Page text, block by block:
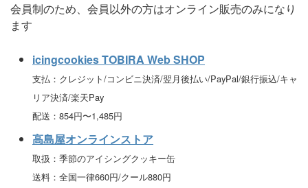
会員制のため、会員以外の方はオンライン販売のみになり
ます
icingcookies TOBIRA Web SHOP
支払：クレジット/コンビニ決済/翌月後払い/PayPal/銀行振込/キャ
リア決済/楽天Pay
配送：854円〜1,485円
高島屋オンラインストア
取扱：季節のアイシングクッキー缶
送料：全国一律660円/クール880円